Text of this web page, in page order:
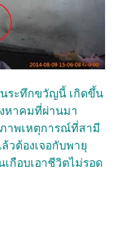
ระทึกขวัญนี้ เกิดขึ้น
หาคมที่ผ่านมา
าพเหตุการณ์ที่สามี
วต้องเจอกับพายุ
กือบเอาชีวิตไม่รอด